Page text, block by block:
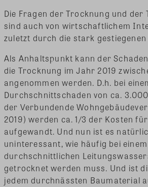
Die Fragen der Trocknung und der
sind auch von wirtschaftlichem
zuletzt durch die stark
Als Anhaltspunkt kann der
die Trocknung im Jahr 2019
angenommen werden. D.h. bei
Durchschnittschaden von ca.
der Verbundende
2019) werden ca. 1/3 der Kosten
aufgewandt. Und nun ist es
uninteressant, wie häufig bei einem
durchschnittlichen
getrocknet werden muss. Und ist
jedem durchnässten Baumaterial